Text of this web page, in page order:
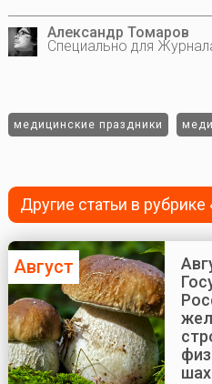
Александр Томаров
Специально для
медицинские праздники
Другие статьи в
Август